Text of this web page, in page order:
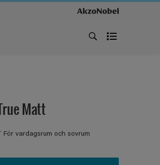
Matt
För vardagsrum och sovrum